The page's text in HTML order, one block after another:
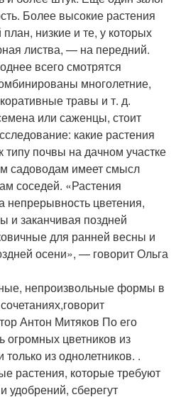
Более высокие растения
низкие и те, у которых
листва, — на передний.
всего смотрятся
многолетние,
травы и т. д.
или саженцы, стоит
какие растения
типу почвы на дачном участке
садоводам имеет смысл
соседей. «Растения
цветения,
и заканчивая поздней
для ранней весны и
осени», — говорит Ольга
непроизвольные формы в
Антон Митяков По его
огромных цветников из
из однолетников. .
растения, которые требуют
удобрений, сберегут